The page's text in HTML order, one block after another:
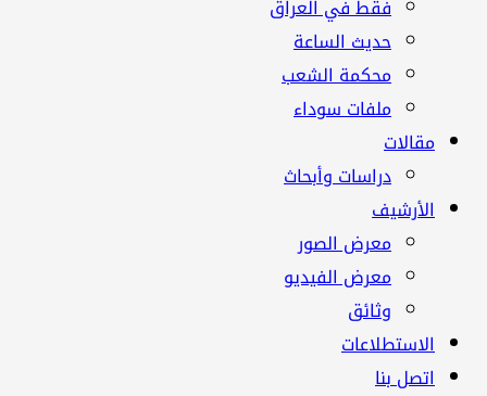
فقط في العراق
حديث الساعة
محكمة الشعب
ملفات سوداء
مقالات
دراسات وأبحاث
الأرشيف
معرض الصور
معرض الفيديو
وثائق
الاستطلاعات
اتصل بنا